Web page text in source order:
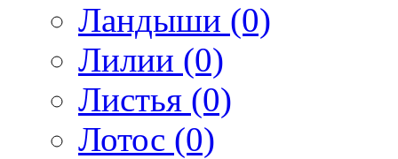
Ландыши (0)
Лилии (0)
Листья (0)
Лотос (0)